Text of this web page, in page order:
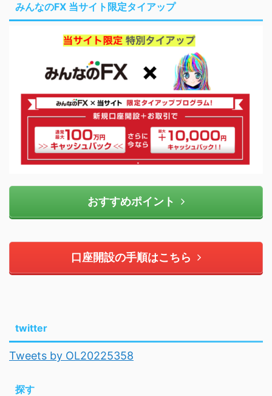
みんなのFX 当サイト限定タイアップ
おすすめポイント
口座開設の手順はこちら
twitter
Tweets by OL20225358
探す